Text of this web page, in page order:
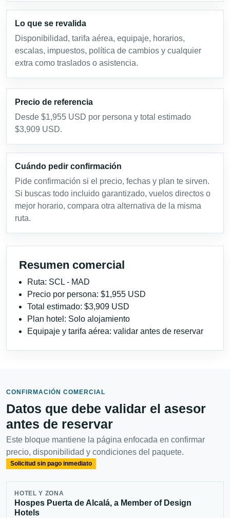
Lo que se revalida
Disponibilidad, tarifa aérea, equipaje, horarios,
escalas, impuestos, política de cambios y cualquier
extra como traslados o asistencia.
Precio de referencia
Desde $1,955 USD por persona y total estimado
$3,909 USD.
Cuándo pedir confirmación
Pide confirmación si el precio, fechas y plan te sirven.
Si buscas todo incluido garantizado, vuelos directos o
mejor horario, compara otra alternativa de la misma
ruta.
Resumen comercial
Ruta: SCL - MAD
Precio por persona: $1,955 USD
Total estimado: $3,909 USD
Plan hotel: Solo alojamiento
Equipaje y tarifa aérea: validar antes de reservar
CONFIRMACIÓN COMERCIAL
Datos que debe validar el asesor
antes de reservar
Este bloque mantiene la página enfocada en confirmar
precio, disponibilidad y condiciones del paquete.
Solicitud sin pago inmediato
HOTEL Y ZONA
Hospes Puerta de Alcalá, a Member of Design
Hotels